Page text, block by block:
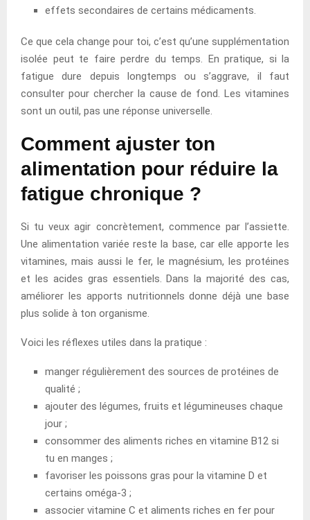
effets secondaires de certains médicaments.
Ce que cela change pour toi, c’est qu’une supplémentation
isolée peut te faire perdre du temps. En pratique, si la
fatigue dure depuis longtemps ou s’aggrave, il faut
consulter pour chercher la cause de fond. Les vitamines
sont un outil, pas une réponse universelle.
Comment ajuster ton
alimentation pour réduire la
fatigue chronique ?
Si tu veux agir concrètement, commence par l’assiette.
Une alimentation variée reste la base, car elle apporte les
vitamines, mais aussi le fer, le magnésium, les protéines
et les acides gras essentiels. Dans la majorité des cas,
améliorer les apports nutritionnels donne déjà une base
plus solide à ton organisme.
Voici les réflexes utiles dans la pratique :
manger régulièrement des sources de protéines de
qualité ;
ajouter des légumes, fruits et légumineuses chaque
jour ;
consommer des aliments riches en vitamine B12 si
tu en manges ;
favoriser les poissons gras pour la vitamine D et
certains oméga-3 ;
associer vitamine C et aliments riches en fer pour